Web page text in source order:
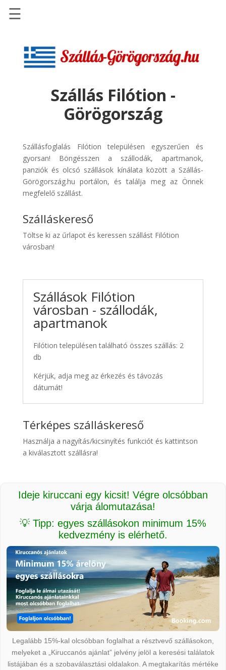
Szállások
Repülőjegy
pénzvisszatérítéssel
Discover
Cars
Transzfer
Kiwi
Taxi
☰
Szállás Filótion -
Görögország
Szállásfoglalás Filótion településen egyszerűen és
gyorsan! Böngésszen a szállodák, apartmanok,
panziók és olcsó szállások kínálata között a Szállás-
Görögország.hu portálon, és találja meg az Önnek
megfelelő szállást.
Szálláskereső
Töltse ki az űrlapot és keressen szállást Filótion
városban!
Szállások Filótion
városban - szállodák,
apartmanok
Filótion településen található összes szállás: 2
db
Kérjük, adja meg az érkezés és távozás
dátumát!
Térképes szálláskereső
Használja a nagyítás/kicsinyítés funkciót és kattintson
a kiválasztott szállásra!
Ideje kiruccani egy kicsit! Végre olcsóbban
várja álomutazása!
💡 Tipp: egyes szállásokon minimum 15%
kedvezmény is elérhető.
Legalább 15%-kal olcsóbban foglalhat a résztvevő szállásokon,
melyeket a „Kiruccanós ajánlat” jelvény jelöl a keresési találatok
listájában és a szobaválasztási oldalakon. A megtakarítás mértéke